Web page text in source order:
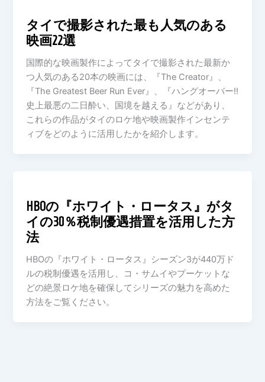
タイで撮影された最も人気のある
映画22選
国際的な映画製作によってタイで撮影された最新か
つ人気のある20本の映画には、『The Creator』、
『The Greatest Beer Run Ever』、『ハングオーバー!!
史上最悪の二日酔い、国境を越える』などがあり、
これらの作品がタイのロケ地や映画製作インセンテ
ィブをどのように活用したかを紹介します。
HBOの『ホワイト・ロータス』がタ
イの30％税制優遇措置を活用した方
法
HBOの『ホワイト・ロータス』シーズン3が440万ド
ルの税制優遇を活用し、コ・サムイやプーケットな
どの絶景ロケ地を確保してシリーズの魅力を高めた
方法をご覧ください。